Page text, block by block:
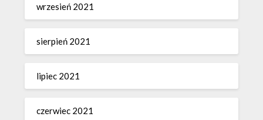
wrzesień 2021
sierpień 2021
lipiec 2021
czerwiec 2021